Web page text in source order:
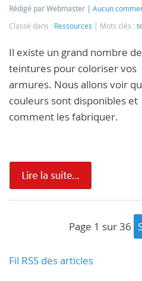
Rédigé par Webmaster
Aucun
Classé dans : Ressources Mots clés :
Il existe un grand nombre de
teintures pour coloriser vos
armures. Nous allons voir
couleurs sont disponibles et
comment les fabriquer.
page 1 sur 36
Fil RSS des articles